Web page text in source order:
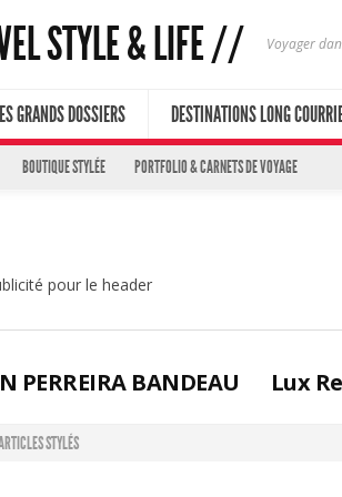
Voyager
GRANDS DOSSIERS DESTINATIONS LONG
BOUTIQUE STYLÉE PORTFOLIO & CARNETS DE VOYAGE
pour le header
PERREIRA BANDEAU Lux
STYLÉS